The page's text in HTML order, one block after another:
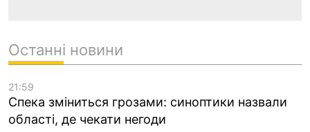
Останні новини
21:59
Спека зміниться грозами: синоптики назвали
області, де чекати негоди